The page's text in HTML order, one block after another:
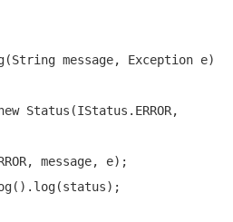
message, Exception e)
Status(IStatus.ERROR,